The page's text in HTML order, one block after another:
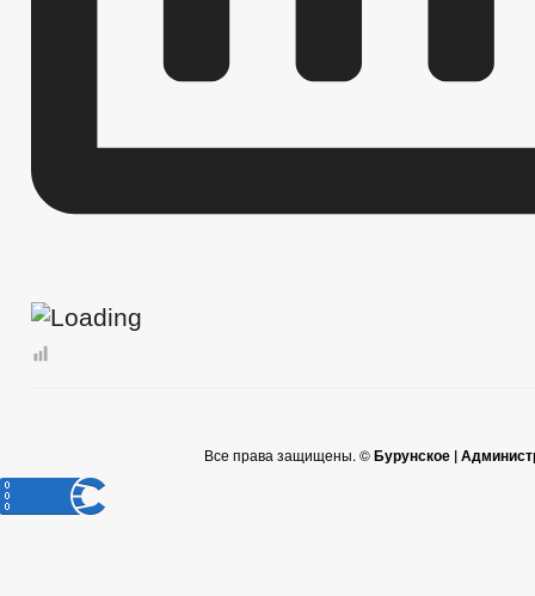
Все права защищены. ©Бурунское |